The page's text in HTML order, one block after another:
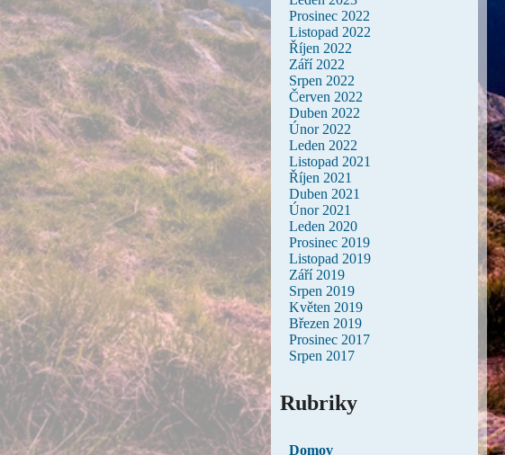
Prosinec 2022
Listopad 2022
Říjen 2022
Září 2022
Srpen 2022
Červen 2022
Duben 2022
Únor 2022
Leden 2022
Listopad 2021
Říjen 2021
Duben 2021
Únor 2021
Leden 2020
Prosinec 2019
Listopad 2019
Září 2019
Srpen 2019
Květen 2019
Březen 2019
Prosinec 2017
Srpen 2017
Rubriky
Domov